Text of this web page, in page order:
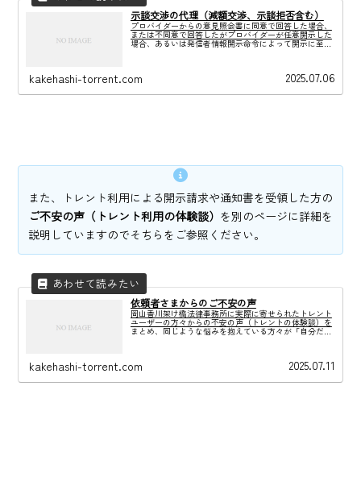
示談交渉の代理（減額交渉、示談拒否含む）
プロバイダーからの意見照会書に同意で回答した場合、
または不同意で回答したがプロバイダーが任意開示した
場合、あるいは発信者情報開示命令によって開示に至っ
kakehashi-torrent.com 2025.07.06
また、トレント利用による開示請求や通知書を受領した方の
ご不安の声（トレント利用の体験談） を別のページに詳細を
説明していますのでそちらをご参照ください。
依頼者さまからのご不安の声
岡山香川架け橋法律事務所に実際に寄せられたトレント
ユーザーの方々からの不安の声（トレントの体験談）を
まとめ、同じような悩みを抱えている方々が「自分だけ
kakehashi-torrent.com 2025.07.11